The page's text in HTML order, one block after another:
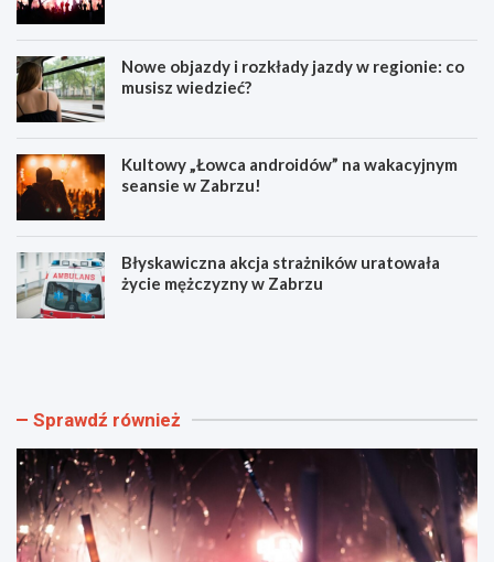
Nowe objazdy i rozkłady jazdy w regionie: co
musisz wiedzieć?
Kultowy „Łowca androidów” na wakacyjnym
seansie w Zabrzu!
Błyskawiczna akcja strażników uratowała
życie mężczyzny w Zabrzu
W
i
w
y
d
a
r
N
b
a
z
d
y
i
Sprawdź również